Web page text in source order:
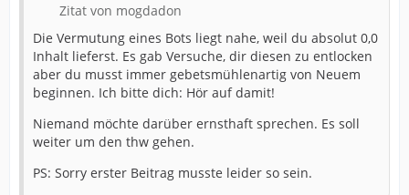
Zitat von mogdadon
Die Vermutung eines Bots liegt nahe, weil du absolut 0,0
Inhalt lieferst. Es gab Versuche, dir diesen zu entlocken
aber du musst immer gebetsmühlenartig von Neuem
beginnen. Ich bitte dich: Hör auf damit!
Niemand möchte darüber ernsthaft sprechen. Es soll
weiter um den thw gehen.
PS: Sorry erster Beitrag musste leider so sein.